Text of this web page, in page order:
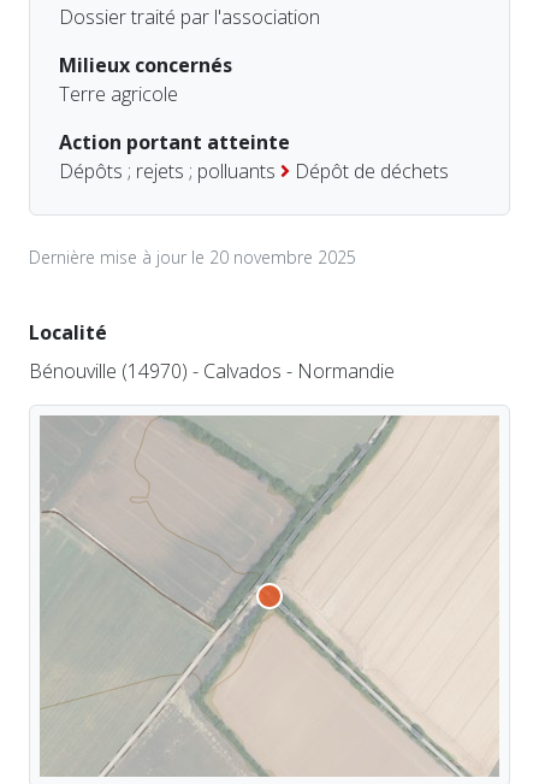
Dossier traité par l'association
Milieux concernés
Terre agricole
Action portant atteinte
Dépôts ; rejets ; polluants
Dépôt de déchets
Dernière mise à jour le 20 novembre 2025
Localité
Bénouville (14970) - Calvados - Normandie